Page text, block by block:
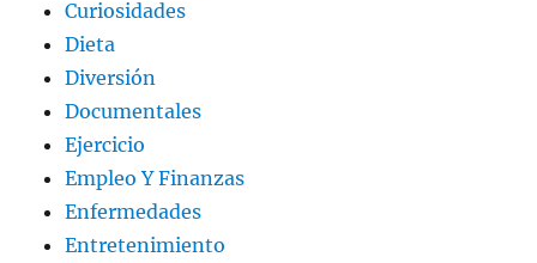
Curiosidades
Dieta
Diversión
Documentales
Ejercicio
Empleo Y Finanzas
Enfermedades
Entretenimiento